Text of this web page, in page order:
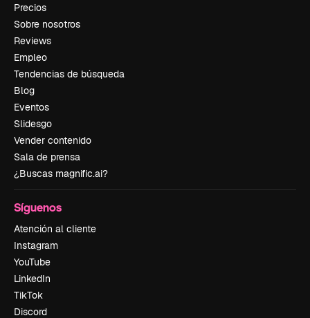
Precios
Sobre nosotros
Reviews
Empleo
Tendencias de búsqueda
Blog
Eventos
Slidesgo
Vender contenido
Sala de prensa
¿Buscas magnific.ai?
Síguenos
Atención al cliente
Instagram
YouTube
LinkedIn
TikTok
Discord